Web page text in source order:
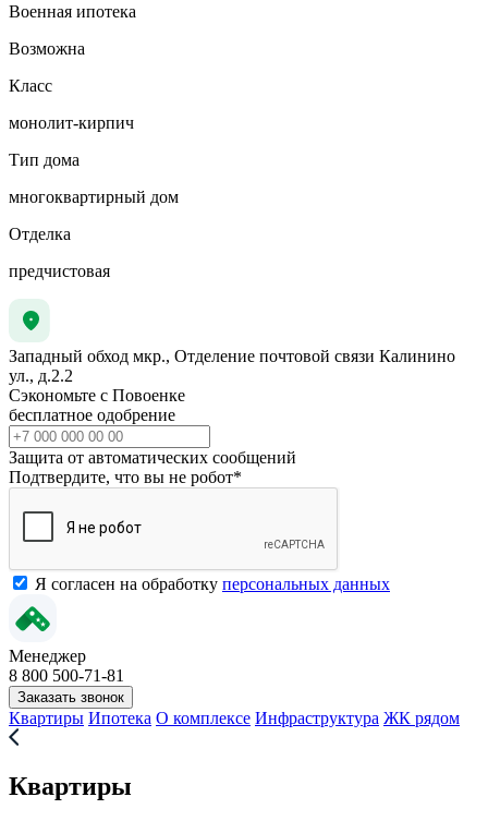
Военная ипотека
Возможна
Класс
монолит-кирпич
Тип дома
многоквартирный дом
Отделка
предчистовая
Западный обход мкр., Отделение почтовой связи Калинино
ул., д.2.2
Сэкономьте с Повоенке
бесплатное одобрение
Защита от автоматических сообщений
Подтвердите, что вы не робот*
Я согласен на обработку персональных данных
Менеджер
8 800 500-71-81
Заказать звонок
Квартиры Ипотека О комплексе Инфраструктура ЖК рядом
Квартиры